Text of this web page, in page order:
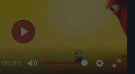
00:00
Play